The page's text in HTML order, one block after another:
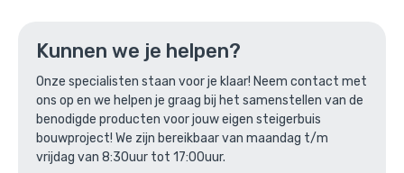
Kunnen we je helpen?
Onze specialisten staan voor je klaar! Neem contact met
ons op en we helpen je graag bij het samenstellen van de
benodigde producten voor jouw eigen steigerbuis
bouwproject! We zijn bereikbaar van maandag t/m
vrijdag van 8:30uur tot 17:00uur.
Bovenstaande product wordt vaak
gecombineerd met: